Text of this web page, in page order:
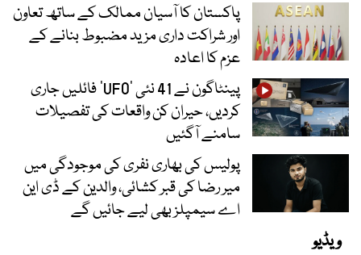
پاکستان کا آسیان ممالک کے ساتھ تعاون
اور شراکت داری مزید مضبوط بنانے کے
عزم کا اعادہ
پینٹاگون نے 41 نئی ’UFO‘ فائلیں جاری
کردیں، حیران کن واقعات کی تفصیلات
سامنے آگئیں
پولیس کی بھاری نفری کی موجودگی میں
میر رضا کی قبر کشائی، والدین کے ڈی این
اے سیمپلز بھی لیے جائیں گے
ویڈیو